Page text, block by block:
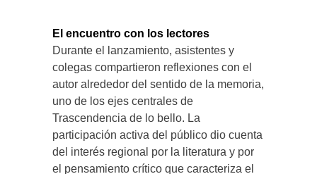
El encuentro con los lectores
Durante el lanzamiento, asistentes y
colegas compartieron reflexiones con el
autor alrededor del sentido de la memoria,
uno de los ejes centrales de
Trascendencia de lo bello. La
participación activa del público dio cuenta
del interés regional por la literatura y por
el pensamiento crítico que caracteriza el